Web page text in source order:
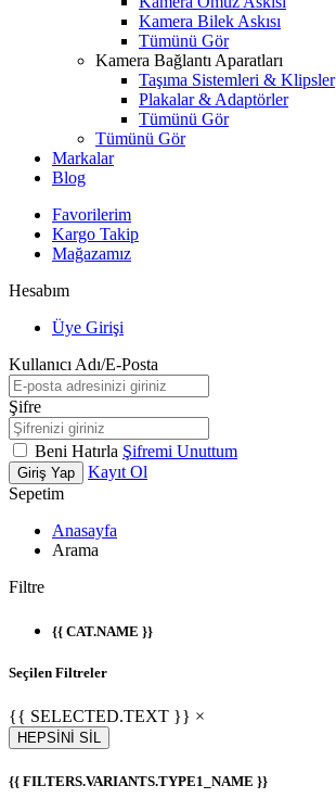
Kamera Bilek Askısı
Tümünü Gör
Kamera Bağlantı Aparatları
Taşıma Sistemleri & Klipsler
Plakalar & Adaptörler
Tümünü Gör
Tümünü Gör
Markalar
Blog
Favorilerim
Kargo Takip
Mağazamız
Hesabım
Üye Girişi
Kullanıcı Adı/E-Posta
Şifre
Beni Hatırla Şifremi Unuttum
Giriş Yap
Kayıt Ol
Sepetim
Anasayfa
Arama
Filtre
{{ CAT.NAME }}
Seçilen Filtreler
{{ SELECTED.TEXT }} ×
HEPSİNİ SİL
{{ FILTERS.VARIANTS.TYPE1_NAME }}